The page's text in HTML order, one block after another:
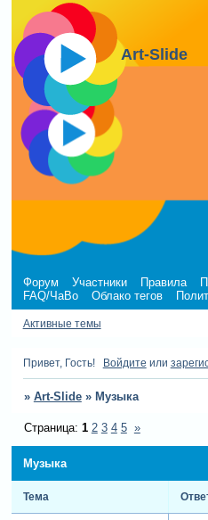
Art-Slide
Форум Участники Правила
FAQ/ЧаВо
Облако тегов
Активные темы
Привет, Гость! Войдите или
» Art-Slide » Музыка
Музыка
Страница: 1 2 3 4 5 »
Тема